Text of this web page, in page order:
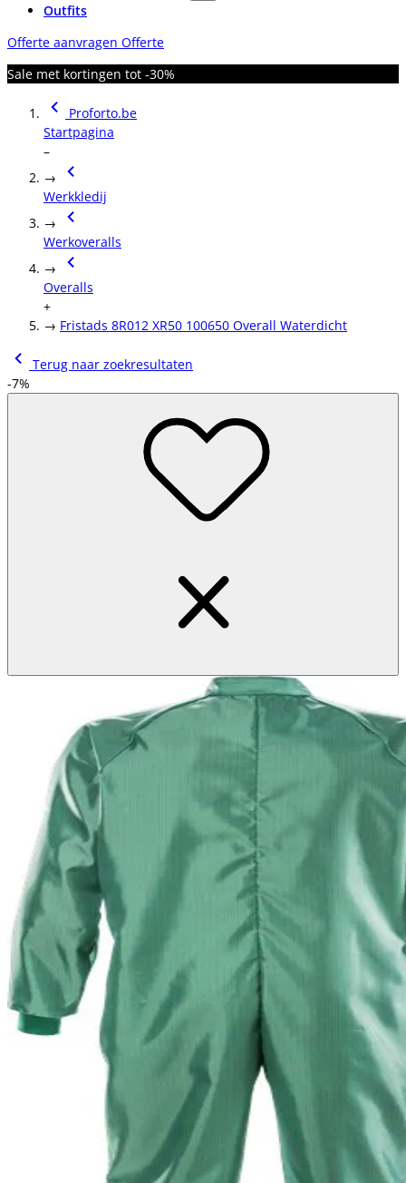
Outfits
Offerte aanvragen Offerte
Sale met kortingen tot -30%
Proforto.be
Startpagina
–
→
Werkkledij
→
Werkoveralls
→
Overalls
+
→ Fristads 8R012 XR50 100650 Overall Waterdicht
Terug naar zoekresultaten
-7%